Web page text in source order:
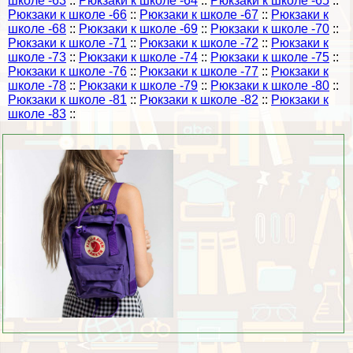
Рюкзаки к школе -66 :: Рюкзаки к школе -67 :: Рюкзаки к
школе -68 :: Рюкзаки к школе -69 :: Рюкзаки к школе -70 ::
Рюкзаки к школе -71 :: Рюкзаки к школе -72 :: Рюкзаки к
школе -73 :: Рюкзаки к школе -74 :: Рюкзаки к школе -75 ::
Рюкзаки к школе -76 :: Рюкзаки к школе -77 :: Рюкзаки к
школе -78 :: Рюкзаки к школе -79 :: Рюкзаки к школе -80 ::
Рюкзаки к школе -81 :: Рюкзаки к школе -82 :: Рюкзаки к
школе -83 ::